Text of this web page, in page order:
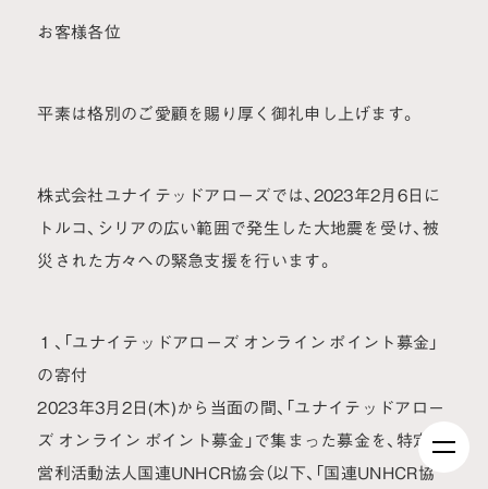
お客様各位
平素は格別のご愛顧を賜り厚く御礼申し上げます。
株式会社ユナイテッドアローズでは、2023年2月6日に
トルコ、シリアの広い範囲で発生した大地震を受け、被
災された方々への緊急支援を行います。
１、「ユナイテッドアローズ オンライン ポイント募金」
の寄付
2023年3月2日(木)から当面の間、「ユナイテッドアロー
ズ オンライン ポイント募金」で集まった募金を、特定非
営利活動法人国連UNHCR協会（以下、「国連UNHCR協